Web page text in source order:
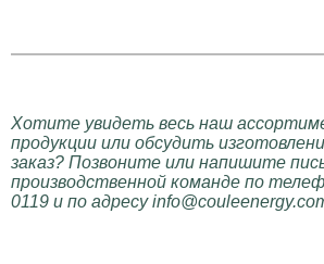
Хотите увидеть весь наш
продукции или обсудить
заказ? Позвоните или напишите
производственной команде по
0119 и по адресу